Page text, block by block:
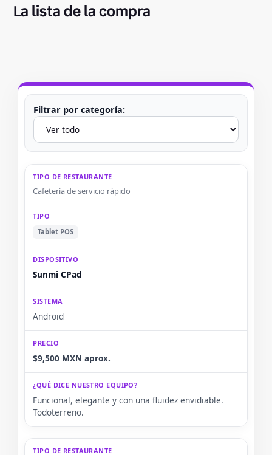
La lista de la compra
Filtrar por categoría:
SISTEMA
PRECIO
Cafetería de servicio rápido
Tablet POS
Sunmi CPad
Android
$9,500 MXN aprox.
Funcional, elegante y con una fluidez envidiable.
Todoterreno.